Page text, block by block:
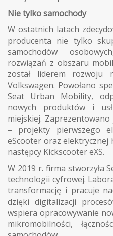
Nie tylko samochody
W ostatnich latach
producenta nie tylko
samochodów
rozwiązań z obszaru
został liderem rozwoju
Volkswagen. Powołano
Seat Urban Mobility,
nowych produktów i
miejskiej.
– projekty pierwszego
eScooter oraz elektrycznej
następcy Kickscooter eXS.
W 2019 r. firma stworzyła
technologii cyfrowej.
transformację i pracuje
dzięki digitalizacji
wspiera opracowywanie
mikromobilności,